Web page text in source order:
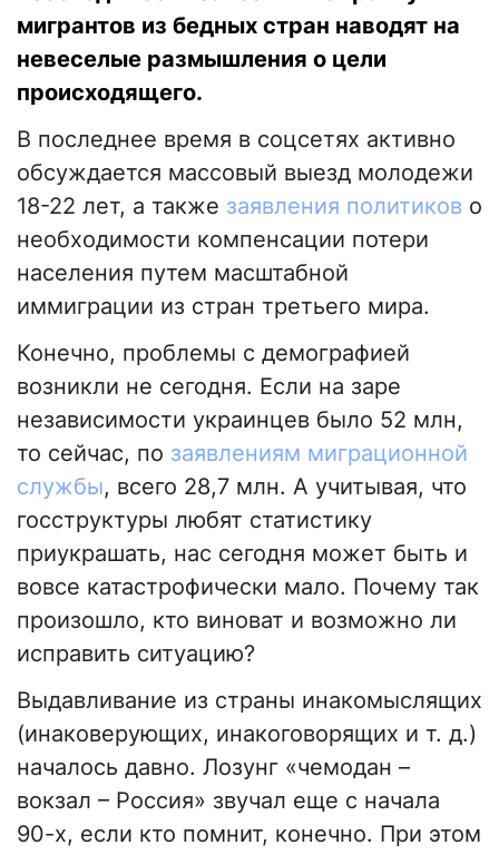
мигрантов из бедных стран наводят на
невеселые размышления о цели
происходящего.
В последнее время в соцсетях активно
обсуждается массовый выезд молодежи
18-22 лет, а также заявления политиков о
необходимости компенсации потери
населения путем масштабной
иммиграции из стран третьего мира.
Конечно, проблемы с демографией
возникли не сегодня. Если на заре
независимости украинцев было 52 млн,
то сейчас, по заявлениям миграционной
службы, всего 28,7 млн. А учитывая, что
госструктуры любят статистику
приукрашать, нас сегодня может быть и
вовсе катастрофически мало. Почему так
произошло, кто виноват и возможно ли
исправить ситуацию?
Выдавливание из страны инакомыслящих
(инаковерующих, инакоговорящих и т. д.)
началось давно. Лозунг «чемодан –
вокзал – Россия» звучал еще с начала
90-х, если кто помнит, конечно. При этом